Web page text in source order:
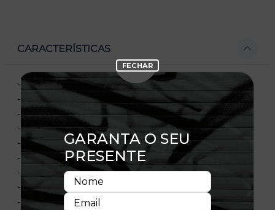
CARACTERÍSTICAS
- Aba curva
- Estruturado
- Ajustável
- Fechamento tipo Snapback
- Bordado frontal
- Bordado lateral
- Flag New Era bordada
- Painel frontal único
- Material: Canvas